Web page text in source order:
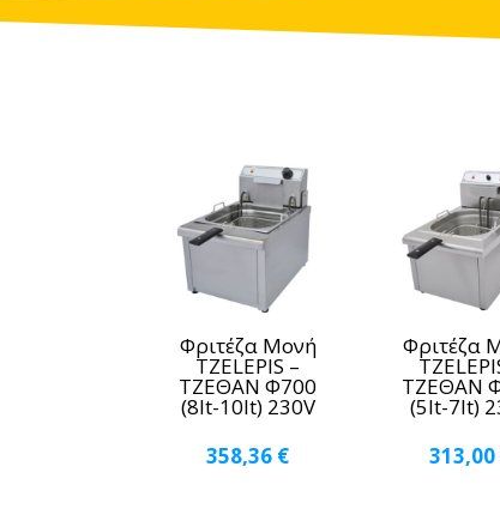
Φριτέζα Μονή
TZELEPIS –
ΤΖΕΘΑΝ Φ700
(8lt-10lt) 230V
358,36 €
Φριτέζα
ΤΖΕΘΑΝ
(5lt-7lt)
313,00